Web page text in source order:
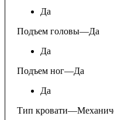
Да
Подъем головы—Да
Да
Подъем ног—Да
Да
Тип кровати—